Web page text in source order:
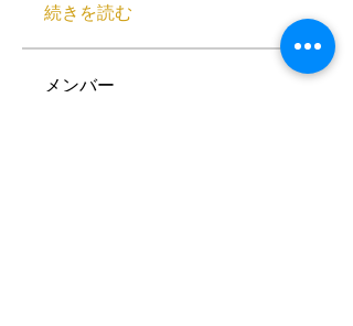
続きを読む
メンバー